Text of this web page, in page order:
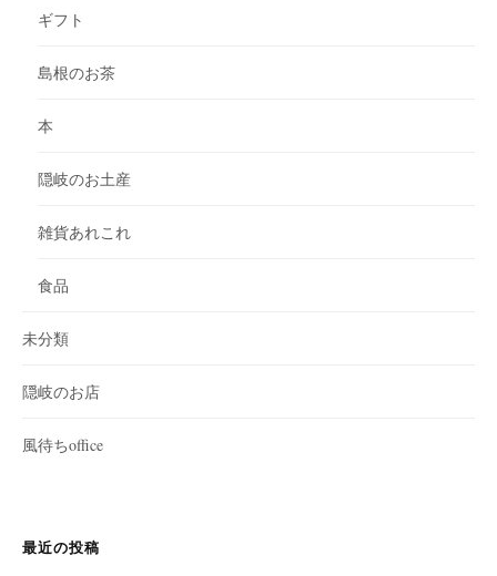
ギフト
島根のお茶
本
隠岐のお土産
雑貨あれこれ
食品
未分類
隠岐のお店
風待ちoffice
最近の投稿